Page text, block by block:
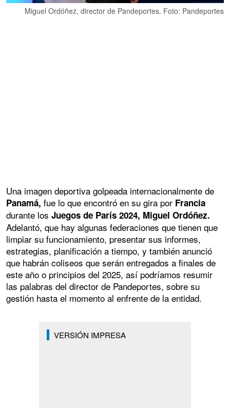
Miguel Ordóñez, director de Pandeportes. Foto: Pandeportes
Una imagen deportiva golpeada internacionalmente de
Panamá, fue lo que encontró en su gira por Francia
durante los Juegos de París 2024, Miguel Ordóñez.
Adelantó, que hay algunas federaciones que tienen que
limpiar su funcionamiento, presentar sus informes,
estrategias, planificación a tiempo, y también anunció
que habrán coliseos que serán entregados a finales de
este año o principios del 2025, así podríamos resumir
las palabras del director de Pandeportes, sobre su
gestión hasta el momento al enfrente de la entidad.
VERSIÓN IMPRESA